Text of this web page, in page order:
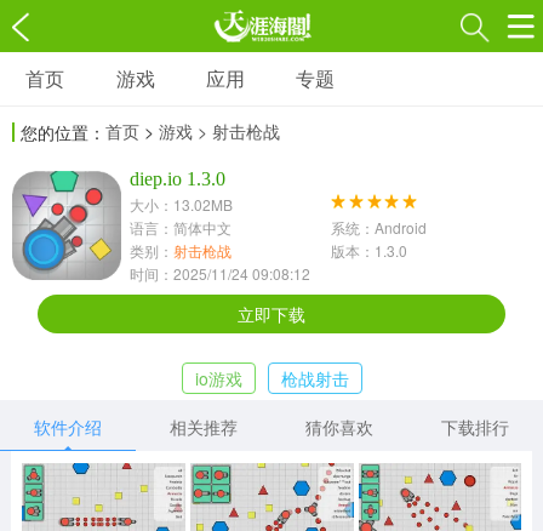
游戏
3697款应用
休闲益智
13387款应用
2196款应用
418款应用
音乐舞蹈
269款应用
2716款应用
515款应用
首页 游戏 应用 专题
您的位置： 首页 > 游戏 > 射击枪战
diep.io 1.3.0
大小：13.02MB
语言：简体中文
系统：Android
类别： 射击枪战
版本：1.3.0
时间：2025/11/24 09:08:12
立即下载
io游戏
枪战射击
软件介绍
相关推荐 猜你喜欢 下载排行